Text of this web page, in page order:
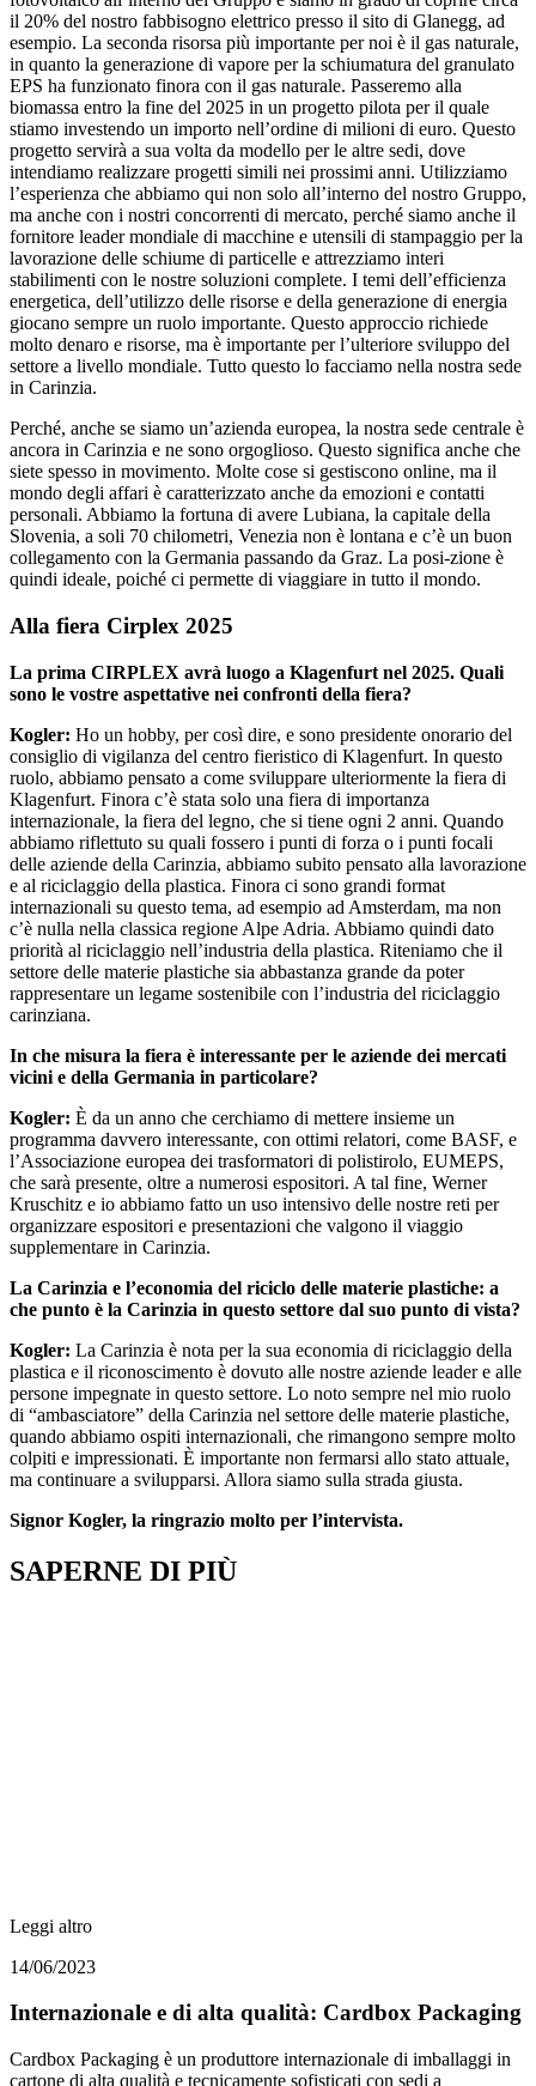
il 20% del nostro fabbisogno elettrico presso il sito di Glanegg, ad
esempio. La seconda risorsa più importante per noi è il gas naturale,
in quanto la generazione di vapore per la schiumatura del granulato
EPS ha funzionato finora con il gas naturale. Passeremo alla
biomassa entro la fine del 2025 in un progetto pilota per il quale
stiamo investendo un importo nell’ordine di milioni di euro. Questo
progetto servirà a sua volta da modello per le altre sedi, dove
intendiamo realizzare progetti simili nei prossimi anni. Utilizziamo
l’esperienza che abbiamo qui non solo all’interno del nostro Gruppo,
ma anche con i nostri concorrenti di mercato, perché siamo anche il
fornitore leader mondiale di macchine e utensili di stampaggio per la
lavorazione delle schiume di particelle e attrezziamo interi
stabilimenti con le nostre soluzioni complete. I temi dell’efficienza
energetica, dell’utilizzo delle risorse e della generazione di energia
giocano sempre un ruolo importante. Questo approccio richiede
molto denaro e risorse, ma è importante per l’ulteriore sviluppo del
settore a livello mondiale. Tutto questo lo facciamo nella nostra sede
in Carinzia.
Perché, anche se siamo un’azienda europea, la nostra sede centrale è
ancora in Carinzia e ne sono orgoglioso. Questo significa anche che
siete spesso in movimento. Molte cose si gestiscono online, ma il
mondo degli affari è caratterizzato anche da emozioni e contatti
personali. Abbiamo la fortuna di avere Lubiana, la capitale della
Slovenia, a soli 70 chilometri, Venezia non è lontana e c’è un buon
collegamento con la Germania passando da Graz. La posi-zione è
quindi ideale, poiché ci permette di viaggiare in tutto il mondo.
Alla fiera Cirplex 2025
La prima CIRPLEX avrà luogo a Klagenfurt nel 2025. Quali
sono le vostre aspettative nei confronti della fiera?
Kogler: Ho un hobby, per così dire, e sono presidente onorario del
consiglio di vigilanza del centro fieristico di Klagenfurt. In questo
ruolo, abbiamo pensato a come sviluppare ulteriormente la fiera di
Klagenfurt. Finora c’è stata solo una fiera di importanza
internazionale, la fiera del legno, che si tiene ogni 2 anni. Quando
abbiamo riflettuto su quali fossero i punti di forza o i punti focali
delle aziende della Carinzia, abbiamo subito pensato alla lavorazione
e al riciclaggio della plastica. Finora ci sono grandi format
internazionali su questo tema, ad esempio ad Amsterdam, ma non
c’è nulla nella classica regione Alpe Adria. Abbiamo quindi dato
priorità al riciclaggio nell’industria della plastica. Riteniamo che il
settore delle materie plastiche sia abbastanza grande da poter
rappresentare un legame sostenibile con l’industria del riciclaggio
carinziana.
In che misura la fiera è interessante per le aziende dei mercati
vicini e della Germania in particolare?
Kogler: È da un anno che cerchiamo di mettere insieme un
programma davvero interessante, con ottimi relatori, come BASF, e
l’Associazione europea dei trasformatori di polistirolo, EUMEPS,
che sarà presente, oltre a numerosi espositori. A tal fine, Werner
Kruschitz e io abbiamo fatto un uso intensivo delle nostre reti per
organizzare espositori e presentazioni che valgono il viaggio
supplementare in Carinzia.
La Carinzia e l’economia del riciclo delle materie plastiche: a
che punto è la Carinzia in questo settore dal suo punto di vista?
Kogler: La Carinzia è nota per la sua economia di riciclaggio della
plastica e il riconoscimento è dovuto alle nostre aziende leader e alle
persone impegnate in questo settore. Lo noto sempre nel mio ruolo
di “ambasciatore” della Carinzia nel settore delle materie plastiche,
quando abbiamo ospiti internazionali, che rimangono sempre molto
colpiti e impressionati. È importante non fermarsi allo stato attuale,
ma continuare a svilupparsi. Allora siamo sulla strada giusta.
Signor Kogler, la ringrazio molto per l’intervista.
SAPERNE DI PIÙ
Leggi altro
14/06/2023
Internazionale e di alta qualità: Cardbox Packaging
Cardbox Packaging è un produttore internazionale di imballaggi in
cartone di alta qualità e tecnicamente sofisticati con sedi a